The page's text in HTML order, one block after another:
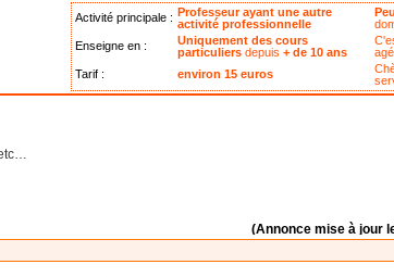
Activité principale : Professeur ayant une autre
activité professionnelle
Enseigne en :
Uniquement des cours
particuliers depuis+ de 10 ans
Tarif :
environ 15 euros
(Annonce mise à jour